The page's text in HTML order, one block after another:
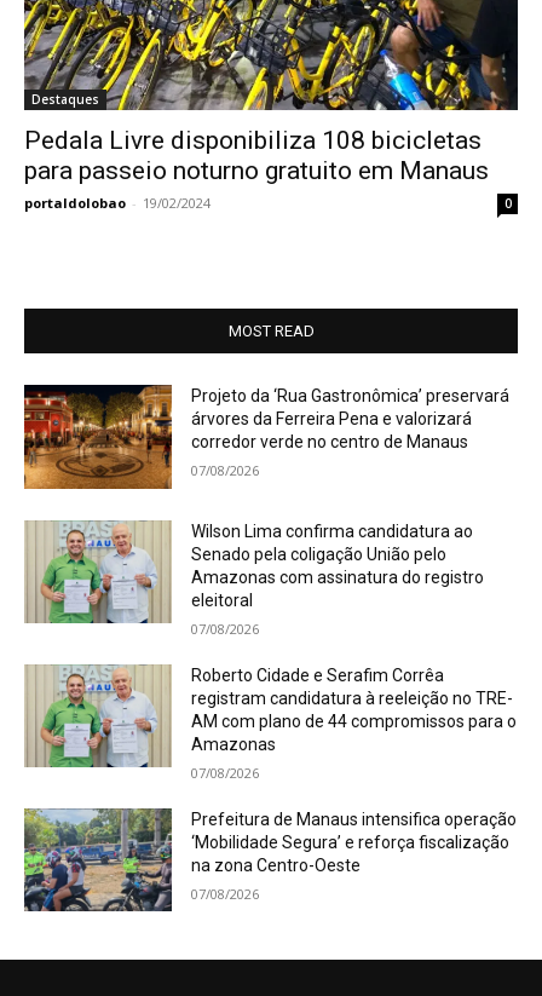
Destaques
Pedala Livre disponibiliza 108 bicicletas
para passeio noturno gratuito em Manaus
portaldolobao - 19/02/2024 0
MOST READ
Projeto da ‘Rua Gastronômica’ preservará
árvores da Ferreira Pena e valorizará
corredor verde no centro de Manaus
07/08/2026
Wilson Lima confirma candidatura ao
Senado pela coligação União pelo
Amazonas com assinatura do registro
eleitoral
07/08/2026
Roberto Cidade e Serafim Corrêa
registram candidatura à reeleição no TRE-
AM com plano de 44 compromissos para o
Amazonas
07/08/2026
Prefeitura de Manaus intensifica operação
‘Mobilidade Segura’ e reforça fiscalização
na zona Centro-Oeste
07/08/2026